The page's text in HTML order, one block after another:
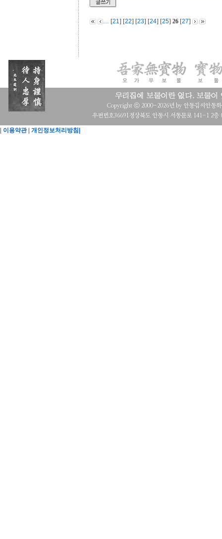
… [21] [22] [23] [24] [25] 26 [27]
이용약관| 개인정보처리방침|
Copyright ⓒ 2000-2026년 by 안동김씨안동
우편번호36691경상북도 안동시 서동문로 141-1 2